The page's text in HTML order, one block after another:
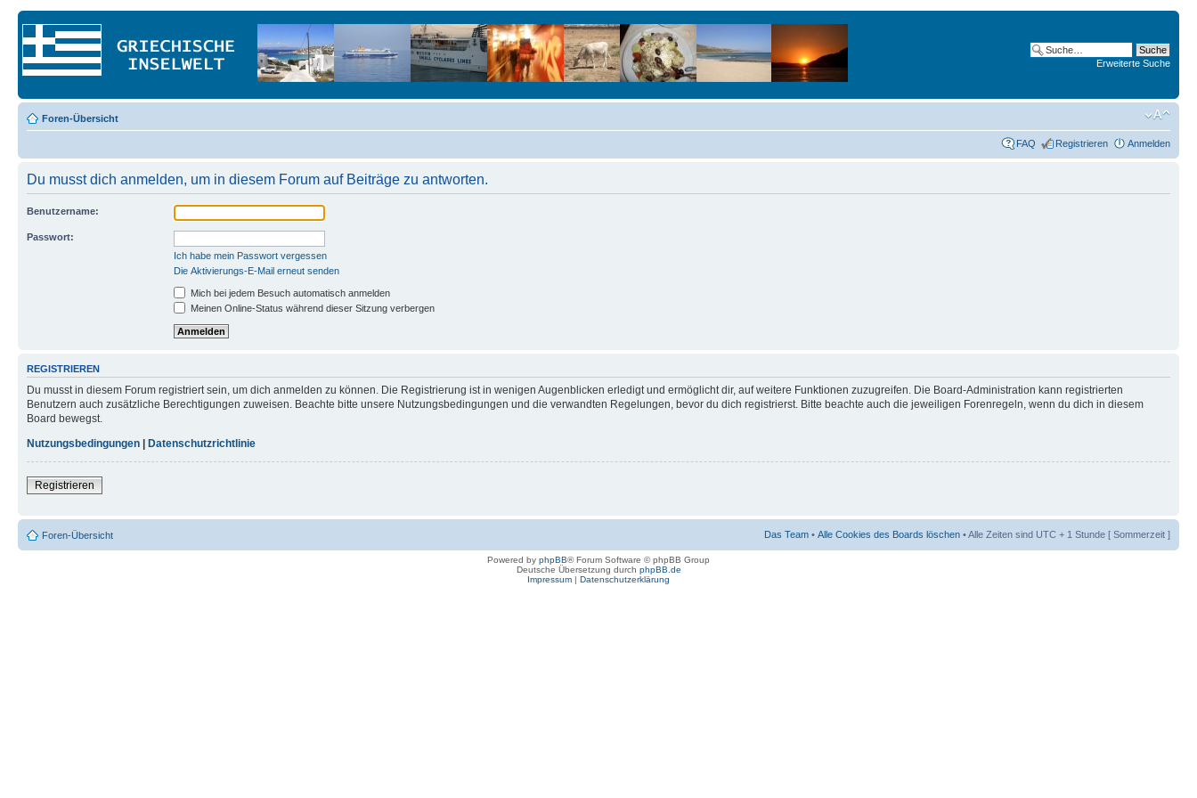
Erweiterte Suche
Foren-Übersicht
FAQ Registrieren Anmelden
Du musst dich anmelden, um in diesem Forum auf Beiträge zu antworten.
Benutzername:
Passwort:
Ich habe mein Passwort vergessen
Die Aktivierungs-E-Mail erneut senden
Mich bei jedem Besuch automatisch anmelden
Meinen Online-Status während dieser Sitzung verbergen
REGISTRIEREN
Du musst in diesem Forum registriert sein, um dich anmelden zu können. Die Registrierung ist in wenigen Augenblicken erledigt und ermöglicht dir, auf weitere Funktionen zuzugreifen. Die Board-Administration kann registrierten
Benutzern auch zusätzliche Berechtigungen zuweisen. Beachte bitte unsere Nutzungsbedingungen und die verwandten Regelungen, bevor du dich registrierst. Bitte beachte auch die jeweiligen Forenregeln, wenn du dich in diesem
Board bewegst.
Nutzungsbedingungen | Datenschutzrichtlinie
Registrieren
Foren-Übersicht Das Team • Alle Cookies des Boards löschen • Alle Zeiten sind UTC + 1 Stunde [ Sommerzeit ]
Powered by phpBB® Forum Software © phpBB Group
Deutsche Übersetzung durch phpBB.de
Impressum | Datenschutzerklärung